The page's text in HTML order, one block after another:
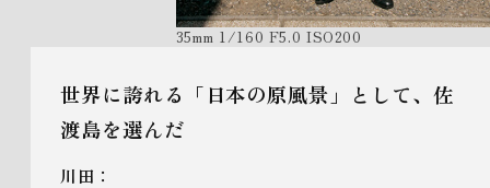
35mm 1/160 F5.0 ISO200
世界に誇れる「日本の原風景」として、佐
渡島を選んだ
川田：